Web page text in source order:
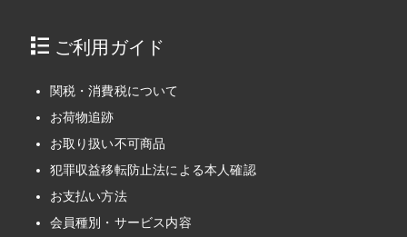
ご利用ガイド
関税・消費税について
お荷物追跡
お取り扱い不可商品
犯罪収益移転防止法による本人確認
お支払い方法
会員種別・サービス内容